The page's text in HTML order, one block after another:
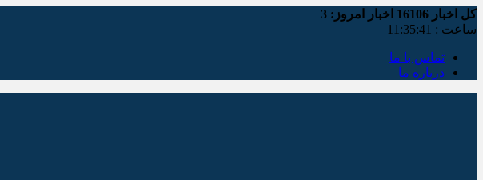
کل اخبار اخبار امروز: 3
ساعت : 11:35:41
تماس با ما
درباره ما